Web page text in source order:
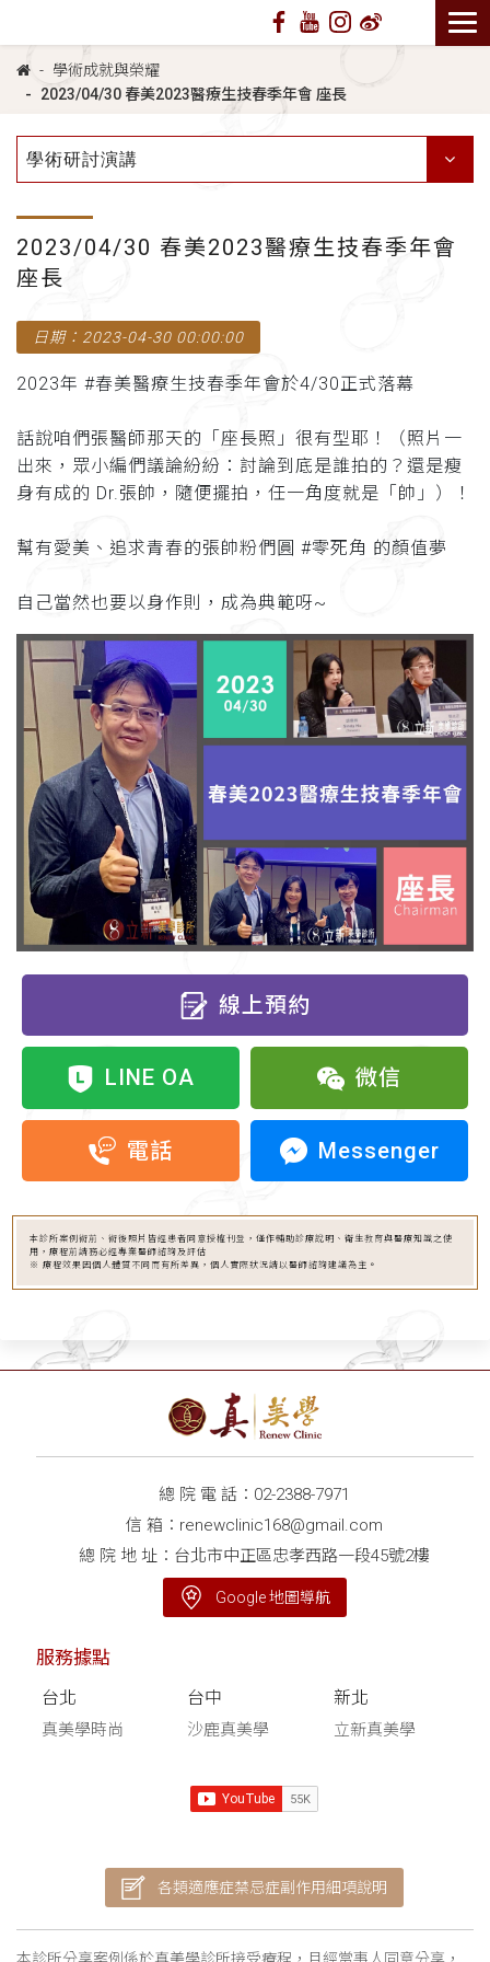
學術成就與榮耀
2023/04/30 春美2023醫療生技春季年會 座長
學術研討演講
2023/04/30 春美2023醫療生技春季年會
座長
日期：2023-04-30 00:00:00
2023年 #春美醫療生技春季年會於4/30正式落幕
話說咱們張醫師那天的「座長照」很有型耶！（照片一
出來，眾小編們議論紛紛：討論到底是誰拍的？還是瘦
身有成的 Dr.張帥，隨便擺拍，任一角度就是「帥」）！
幫有愛美、追求青春的張帥粉們圓 #零死角 的顏值夢
自己當然也要以身作則，成為典範呀~
線上預約
LINE OA 微信
電話 Messenger
本診所案例術前、術後照片皆經患者同意授權刊登，僅作輔助診療說明、衛生教育與醫療知識之使
用，療程前請務必經專業醫師諮詢及評估
※ 療程效果因個人體質不同而有所差異，個人實際狀況請以醫師諮詢建議為主。
總 院 電 話： 02-2388-7971
信 箱： renewclinic168@gmail.com
總 院 地 址：台北市中正區忠孝西路一段45號2樓
Google 地圖導航
服務據點
台北
真美學時尚
台中
沙鹿真美學
新北
立新真美學
各類適應症禁忌症副作用細項說明
本診所分享案例係於真美學診所接受療程，且經當事人同意分享，